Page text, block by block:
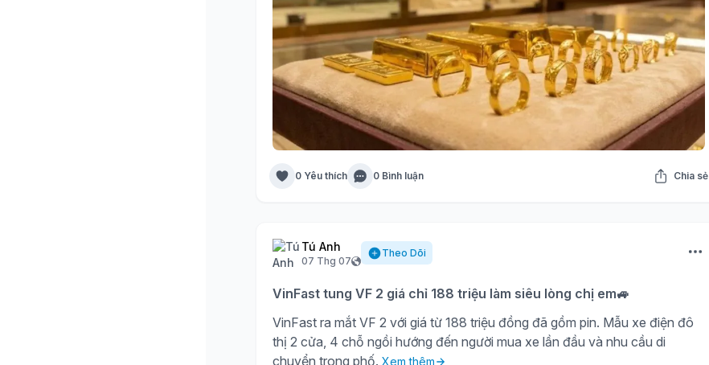
0 Yêu thích 0 Bình luận Chia sẻ
Tú Anh
07 Thg 07
Theo Dõi
VinFast tung VF 2 giá chỉ 188 triệu làm siêu lòng chị em🚙
VinFast ra mắt VF 2 với giá từ 188 triệu đồng đã gồm pin. Mẫu xe điện đô
thị 2 cửa, 4 chỗ ngồi hướng đến người mua xe lần đầu và nhu cầu di
chuyển trong phố. Xem thêm